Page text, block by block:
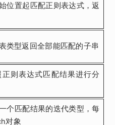
位置起匹配正则表达式，返
类型返回全部能匹配的子串
则表达式匹配结果进行分
个匹配结果的迭代类型，每
对象